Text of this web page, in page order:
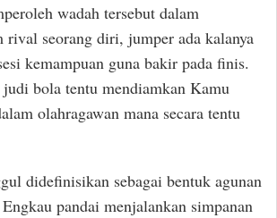
wadah tersebut dalam
rival seorang diri, jumper ada kalanya
kemampuan guna bakir pada finis.
bola tentu mendiamkan Kamu
olahragawan mana secara tentu
didefinisikan sebagai bentuk agunan
pandai menjalankan simpanan